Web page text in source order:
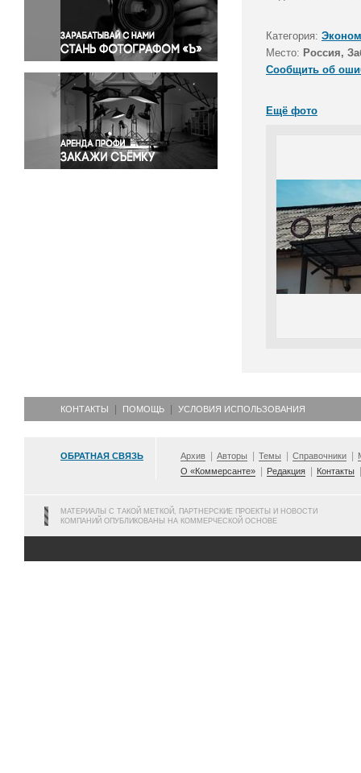
Правосудие
Происшествия и конфликты
Религия
Светская жизнь
Спорт
Экология
Экономика и бизнес
Категория:
Место: Россия,
Сообщить об
Ещё фото
КОНТАКТЫ ПОМОЩЬ УСЛОВИЯ ИСПОЛЬЗОВАНИЯ
ОБРАТНАЯ СВЯЗЬ Архив Авторы Темы Справочники
О «Коммерсанте»
Редакция Контакты
МАТЕРИАЛЫ С ТАКОЙ МЕТКОЙ, ПАРТНЕРСКИЕ ПРОЕКТЫ И НОВОСТИ
КОМПАНИЙ ОПУБЛИКОВАНЫ НА КОММЕРЧЕСКОЙ ОСНОВЕ